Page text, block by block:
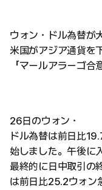
ウォン・ドル為替が
米国がアジア通貨を
「マールアラーゴ合
26日のウォン・
ドル為替は前日比
始しました。午後に
最終的に日中取引の
は前日比25.2ウォン